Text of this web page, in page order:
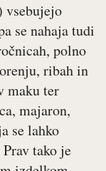
se nahaja tudi
polno
ribah in
maku ter
majaron,
se lahko
tako je